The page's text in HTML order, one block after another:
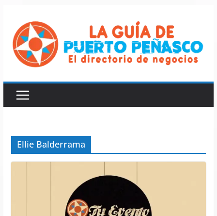
contenido
Ellie Balderrama